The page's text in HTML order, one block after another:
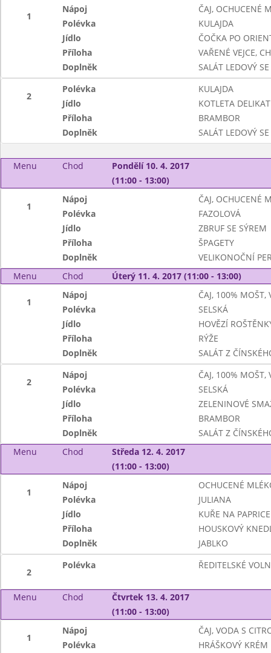
1
Nápoj
ČAJ, OCHUCENÉ
Polévka
KULAJDA
Jídlo
ČOČKA PO
Příloha
VAŘENÉ VEJCE,
Doplněk
SALÁT LEDOVÝ
2
Polévka
KULAJDA
Jídlo
KOTLETA
Příloha
BRAMBOR
Doplněk
SALÁT LEDOVÝ
Menu Chod
Pondělí 10. 4. 2017
(11:00 - 13:00)
1
Nápoj
ČAJ, OCHUCENÉ
Polévka
FAZOLOVÁ
Jídlo
ZBRUF SE SÝREM
Příloha
ŠPAGETY
Doplněk
VELIKONOČNÍ
Menu
Chod Úterý 11. 4. 2017 (11:00 - 13:00)
1
Nápoj
ČAJ, 100% MOŠT,
Polévka
SELSKÁ
Jídlo
HOVĚZÍ
Příloha
RÝŽE
Doplněk
SALÁT Z
2
Nápoj
ČAJ, 100% MOŠT,
Polévka
SELSKÁ
Jídlo
ZELENINOVÉ
Příloha
BRAMBOR
Doplněk
SALÁT Z
Menu
Chod
Středa 12. 4. 2017
(11:00 - 13:00)
1
Nápoj
OCHUCENÉ
Polévka
JULIANA
Jídlo
KUŘE NA PAPRICE
Příloha
HOUSKOVÝ
Doplněk
JABLKO
2
Polévka ŘEDITELSKÉ
Menu Chod
Čtvrtek 13. 4. 2017
(11:00 - 13:00)
1
Nápoj
ČAJ, VODA S
Polévka
HRÁŠKOVÝ KRÉM